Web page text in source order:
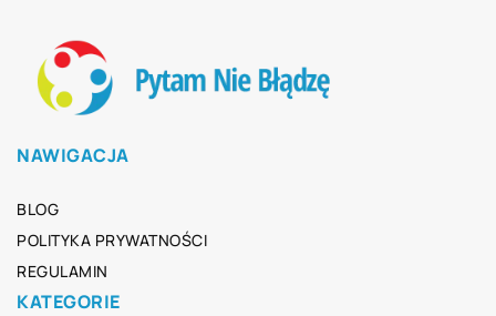
NAWIGACJA
BLOG
POLITYKA PRYWATNOŚCI
REGULAMIN
KATEGORIE